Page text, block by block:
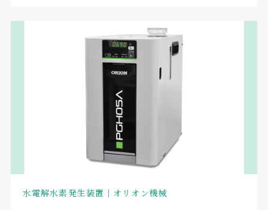
水電解水素発生装置｜オリオン機械